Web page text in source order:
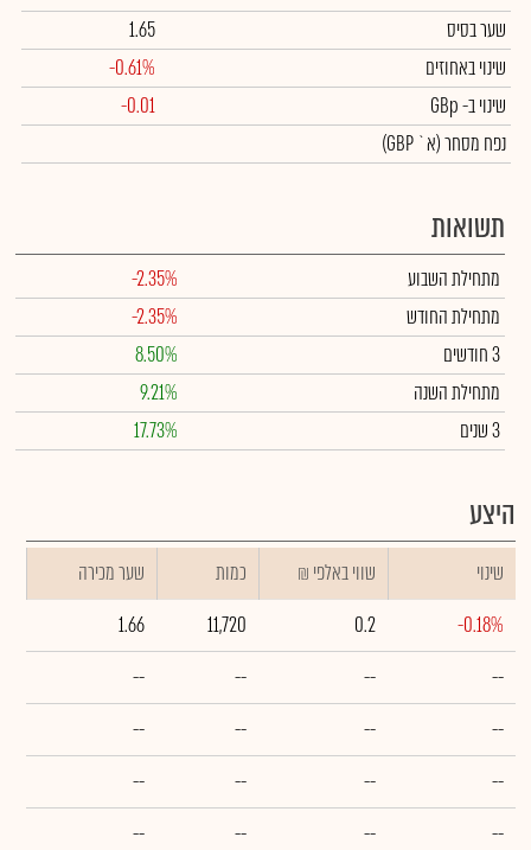
שער בסיס
1.65
שינוי באחוזים
-0.61%
שינויב- GBp
-0.01
נפח מסחר(א` GBP)
תשואות
מתחילת השבוע
-2.35%
מתחילת החודש
-2.35%
3 חודשים
8.50%
מתחילת השנה
9.21%
3 שנים
17.73%
היצע
שינוי ₪ שווי באלפי כמות
שער מכירה
-0.18%
0.2
11,720
1.66
--
--
--
--
--
--
--
--
--
--
--
--
--
--
--
--